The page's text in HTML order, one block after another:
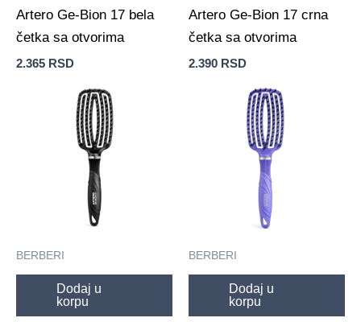
Artero Ge-Bion 17 bela
četka sa otvorima
2.365 RSD
Artero Ge-Bion 17 crna
četka sa otvorima
2.390 RSD
BERBERI
Dodaj u
korpu
BERBERI
Dodaj u
korpu